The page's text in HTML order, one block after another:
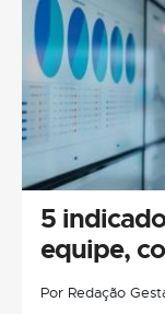
5
equipe,
Por Redação